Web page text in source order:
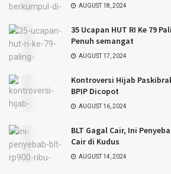
AUGUST 18, 2024
35 Ucapan HUT RI Ke 79
Penuh semangat
AUGUST 17, 2024
Kontroversi Hijab
BPIP Dicopot
AUGUST 16, 2024
BLT Gagal Cair, Ini
Cair di Kudus
AUGUST 14, 2024